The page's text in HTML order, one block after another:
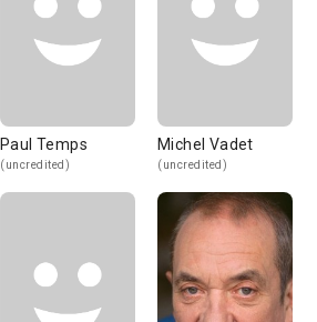
Paul Temps
(uncredited)
Michel Vadet
(uncredited)